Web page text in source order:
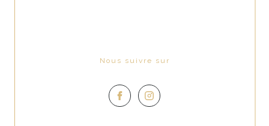
Nous suivre sur